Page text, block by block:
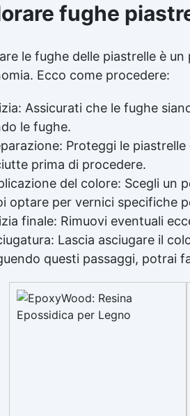
fughe
le fughe delle piastrelle è
Ecco come procedere:
Assicurati che le fughe
le fughe.
Proteggi le
prima di procedere.
del colore: Scegli un
optare per vernici specifiche
finale: Rimuovi eventuali
Lascia asciugare il
questi passaggi, potrai